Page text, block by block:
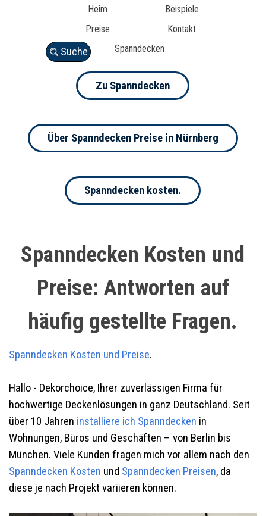
Heim
Beispiele
Preise
Kontakt
Spanndecken
Suche
Zu Spanndecken
Über Spanndecken Preise in Nürnberg
Spanndecken kosten.
Spanndecken Kosten und
Preise: Antworten auf
häufig gestellte Fragen.
Spanndecken Kosten und Preise.
Hallo - Dekorchoice, Ihrer zuverlässigen Firma für
hochwertige Deckenlösungen in ganz Deutschland. Seit
über 10 Jahren installiere ich Spanndecken in
Wohnungen, Büros und Geschäften – von Berlin bis
München. Viele Kunden fragen mich vor allem nach den
Spanndecken Kosten und Spanndecken Preisen, da
diese je nach Projekt variieren können.